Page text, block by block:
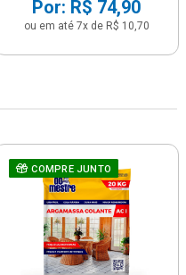
Por: R$ 74,90
ou em até 7x de R$ 10,70
COMPRE JUNTO